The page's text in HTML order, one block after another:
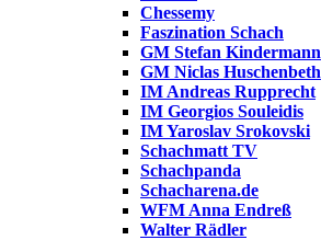
Chessemy
Faszination Schach
GM Stefan Kindermann
GM Niclas Huschenbeth
IM Andreas Rupprecht
IM Georgios Souleidis
IM Yaroslav Srokovski
Schachmatt TV
Schachpanda
Schacharena.de
WFM Anna Endreß
Walter Rädler